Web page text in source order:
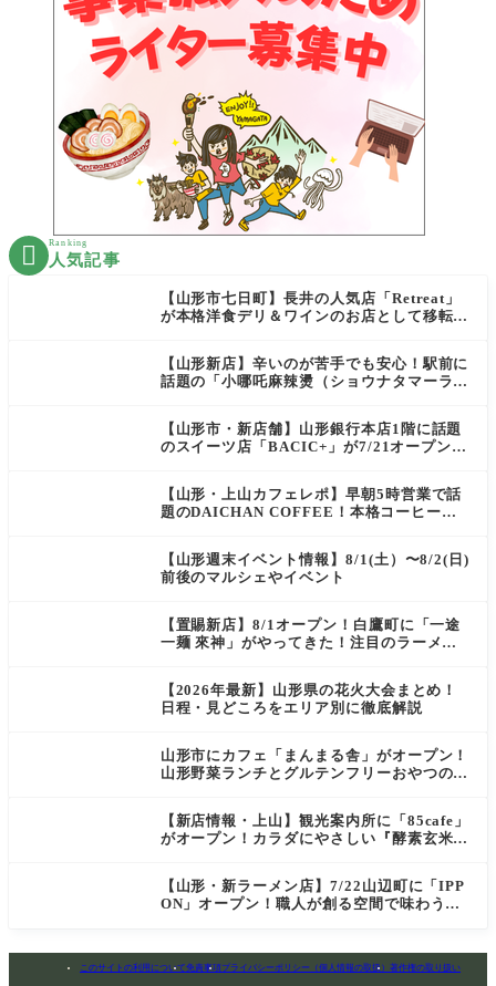
 Ranking
人気記事
【山形市七日町】長井の人気店「Retreat」
が本格洋食デリ＆ワインのお店として移転オ
【山形新店】辛いのが苦手でも安心！駅前に
話題の「小哪吒麻辣燙（ショウナタマーラー
【山形市・新店舗】山形銀行本店1階に話題
のスイーツ店「BACIC+」が7/21オープン！
【山形・上山カフェレポ】早朝5時営業で話
題のDAICHAN COFFEE！本格コーヒーを
【山形週末イベント情報】8/1(土）〜8/2(日)
前後のマルシェやイベント
【置賜新店】8/1オープン！白鷹町に「一途
一麺 來神」がやってきた！注目のラーメン
【2026年最新】山形県の花火大会まとめ！
日程・見どころをエリア別に徹底解説
山形市にカフェ「まんまる舎」がオープン！
山形野菜ランチとグルテンフリーおやつの新
【新店情報・上山】観光案内所に「85cafe」
がオープン！カラダにやさしい『酵素玄米お
【山形・新ラーメン店】7/22山辺町に「IPP
ON」オープン！職人が創る空間で味わう
このサイトの利用について免責事項プライバシーポリシー（個人情報の取扱） 著作権の取り扱い